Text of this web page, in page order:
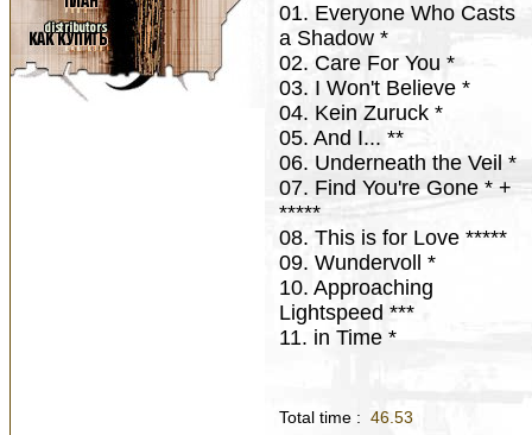
01. Everyone Who Casts
a Shadow *
02. Care For You *
03. I Won't Believe *
04. Kein Zuruck *
05. And I... **
06. Underneath the Veil *
07. Find You're Gone * +
*****
08. This is for Love *****
09. Wundervoll *
10. Approaching
Lightspeed ***
11. in Time *
Total time : 46.53